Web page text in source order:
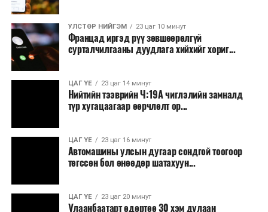
Заавал олгохоос бусад тэтгэмж, урамшуулал.
Санхүүгийн хэмнэлтийн горимыг 2026 оны
арванхоёрдугаар сарын 31 хүртэл мөрдөнө. Харин
эрүүл мэндийн салбар уг хэмнэлтийн горимд
хамрагдахгүй бөгөөд цэцэрлэг, сургуулийн хүүхдийн
эрт илрүүлэг, вакцинжуулалт, томуу, томуу төст
өвчний эсрэг арга хэмжээ зэрэг зайлшгүй
үргэлжилнэ гэж Ерөнхий сайд Н.Учрал онцоллоо.
Мөн бүх шатны төсвийн ерөнхийлөн захирагч нарт
салбар бүрдээ урсгал зардлыг 20 хувиар бууруулах,
нөхөн томилгоо хийхгүй байх, аялал, амралт, зугаалга,
хамт олны урлаг, спортын арга хэмжээг зохион
УЛСТӨР НИЙГЭМ 23 цаг 10 минут
Францад иргэд рүү зөвшөөрөлгүй
сурталчилгааны дуудлага хийхийг хориг...
ЦАГ ҮЕ 23 цаг 14 минут
Нийтийн тээврийн Ч:19А чиглэлийн замналд
түр хугацаагаар өөрчлөлт ор...
ЦАГ ҮЕ 23 цаг 16 минут
Автомашины улсын дугаар сондгой тоогоор
төгссөн бол өнөөдөр шатахуун...
ЦАГ ҮЕ 23 цаг 20 минут
Улаанбаатарт өдөртөө 30 хэм дулаан